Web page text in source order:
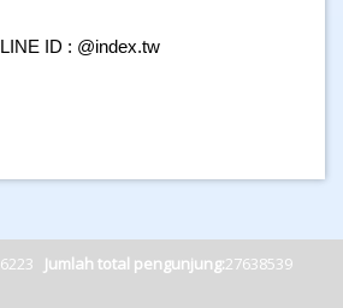
LINE ID : @index.tw
6223 Jumlah total pengunjung:27638539